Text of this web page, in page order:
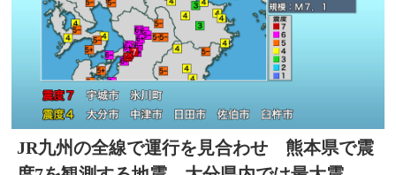
JR九州の全線で運行を見合わせ 熊本県で震